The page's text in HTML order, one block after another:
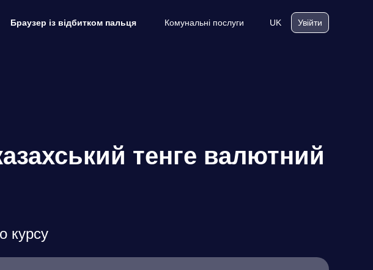
Браузер із відбитком пальця Комунальні послуги UK Увійти
тенге валютний
курсу